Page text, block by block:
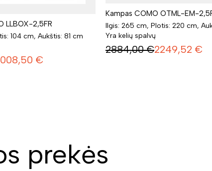
LLBOX-2,5FR
104 cm, Aukštis: 81 cm
€
Kampas COMO OTML-EM-
Ilgis: 265 cm, Plotis: 220 cm,
Yra kelių spalvų
2884,00 €2249,52 €
prekės